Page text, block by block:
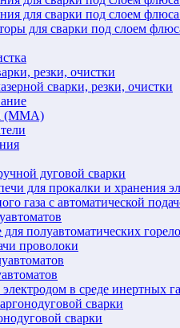
для сварки под слоем
для сварки под слоем
резки, очистки
сварки, резки, очистки
(MMA)
дуговой сварки
для прокалки и хранения
газа с автоматической
полуавтоматических
проволоки
в среде инертных
сварки
сварки